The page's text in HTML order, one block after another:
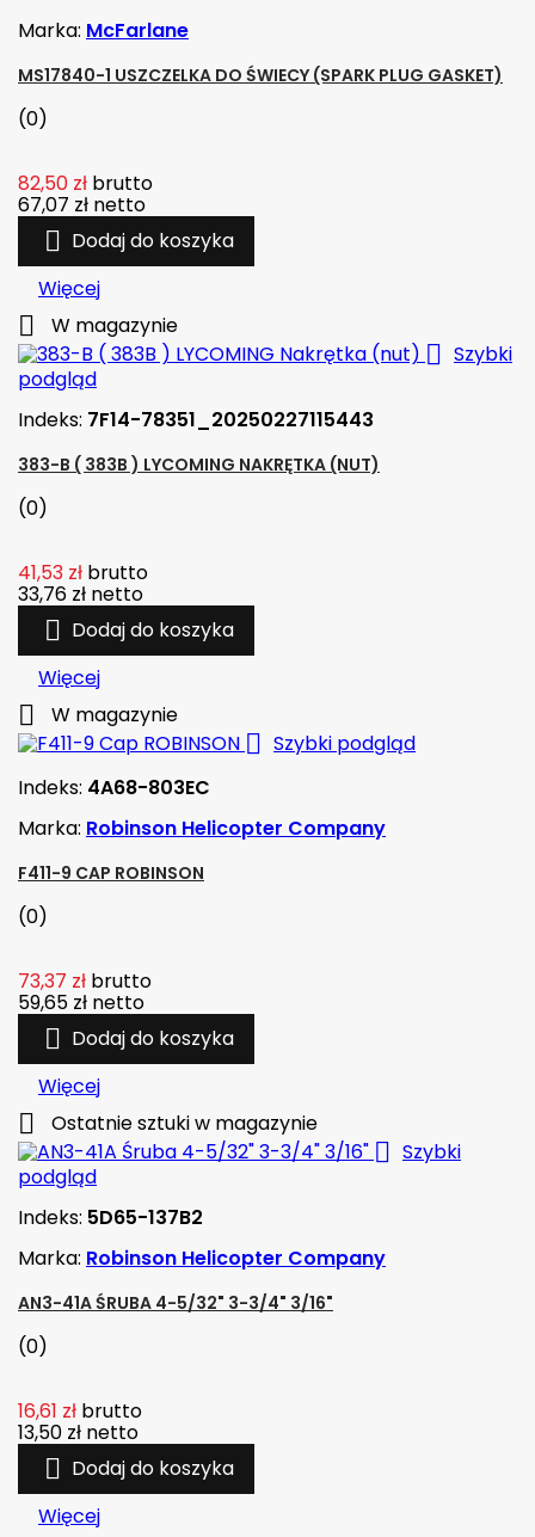
Marka: McFarlane
MS17840-1 USZCZELKA DO ŚWIECY (SPARK PLUG GASKET)
(0)
82,50 zł brutto
67,07 zł netto
 Dodaj do koszyka
Więcej
 W magazynie
 Szybki
podgląd
Indeks: 7F14-78351_20250227115443
383-B ( 383B ) LYCOMING NAKRĘTKA (NUT)
(0)
41,53 zł brutto
33,76 zł netto
 Dodaj do koszyka
Więcej
 W magazynie
 Szybki podgląd
Indeks: 4A68-803EC
Marka: Robinson Helicopter Company
F411-9 CAP ROBINSON
(0)
73,37 zł brutto
59,65 zł netto
 Dodaj do koszyka
Więcej
 Ostatnie sztuki w magazynie
 Szybki
podgląd
Indeks: 5D65-137B2
Marka: Robinson Helicopter Company
AN3-41A ŚRUBA 4-5/32" 3-3/4" 3/16"
(0)
16,61 zł brutto
13,50 zł netto
 Dodaj do koszyka
Więcej